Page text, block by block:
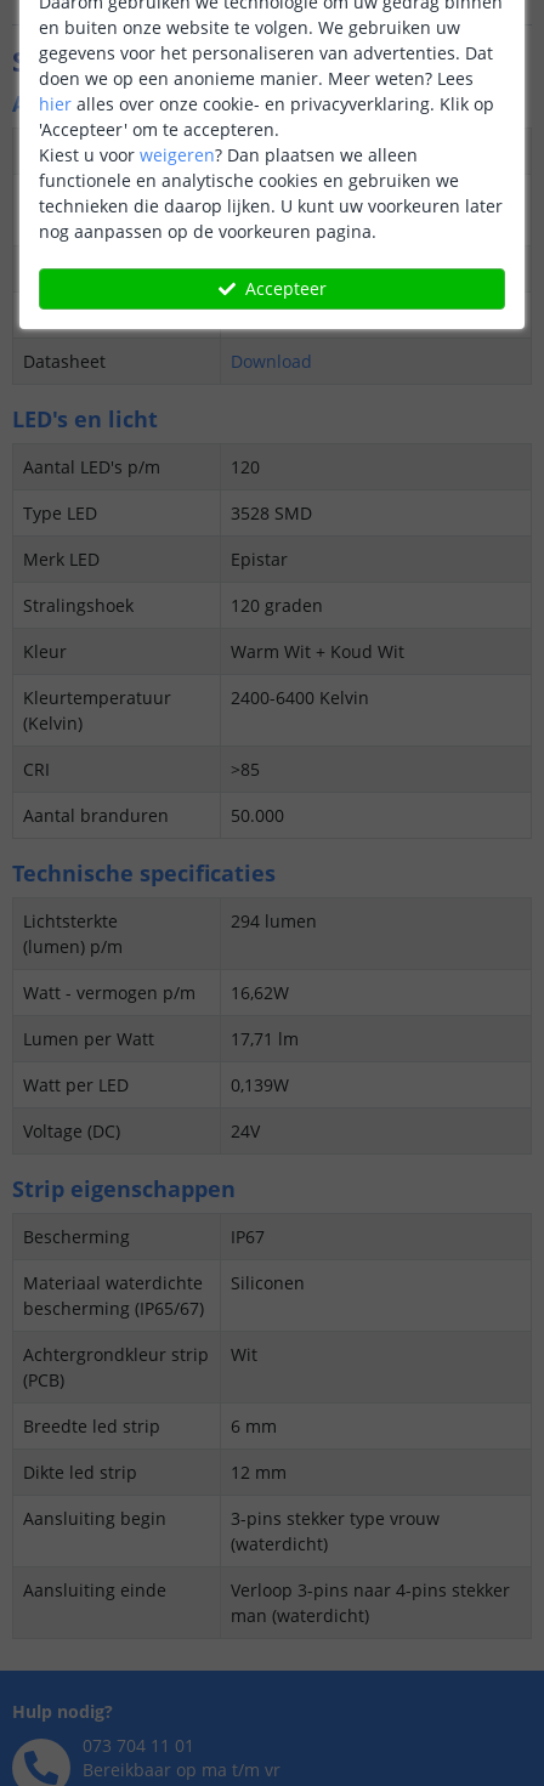
Specificaties
Algemene kenmerken
Dimbaar
Ja
3M plakstrip over de
gehele lengte
Nee
Garantie
5 jaar
Op maat te knippen
5 cm
Datasheet
Download
LED's en licht
Aantal LED's p/m
120
Type LED
3528 SMD
Merk LED
Epistar
Stralingshoek
120 graden
Kleur
Warm Wit + Koud Wit
Kleurtemperatuur
(Kelvin)
2400-6400 Kelvin
CRI
>85
Aantal branduren
50.000
Technische specificaties
Lichtsterkte
(lumen) p/m
294 lumen
Watt - vermogen p/m
16,62W
Lumen per Watt
17,71 lm
Watt per LED
0,139W
Voltage (DC)
24V
Strip eigenschappen
Bescherming
IP67
Materiaal waterdichte
bescherming (IP65/67)
Siliconen
Achtergrondkleur strip
(PCB)
Wit
Breedte led strip
6 mm
Dikte led strip
12 mm
Aansluiting begin
3-pins stekker type vrouw
(waterdicht)
Aansluiting einde
Verloop 3-pins naar 4-pins stekker
man (waterdicht)
Hulp nodig?
073 704 11 01
Bereikbaar op ma t/m vr
en buiten onze website te volgen. We gebruiken uw
gegevens voor het personaliseren van advertenties. Dat
doen we op een anonieme manier. Meer weten? Lees
hier alles over onze cookie- en privacyverklaring. Klik op
'Accepteer' om te accepteren.
Kiest u voor weigeren? Dan plaatsen we alleen
functionele en analytische cookies en gebruiken we
technieken die daarop lijken. U kunt uw voorkeuren later
nog aanpassen op de voorkeuren pagina.
Accepteer